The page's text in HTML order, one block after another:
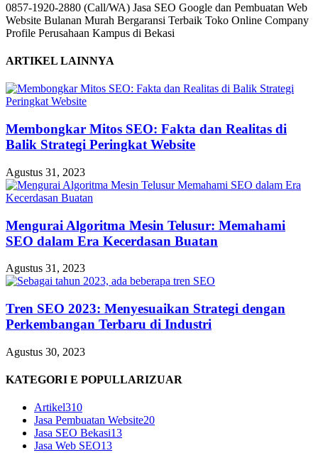
0857-1920-2880 (Call/WA) Jasa SEO Google dan Pembuatan Web
Website Bulanan Murah Bergaransi Terbaik Toko Online Company
Profile Perusahaan Kampus di Bekasi
ARTIKEL LAINNYA
Membongkar Mitos SEO: Fakta dan Realitas di
Balik Strategi Peringkat Website
Agustus 31, 2023
Mengurai Algoritma Mesin Telusur: Memahami
SEO dalam Era Kecerdasan Buatan
Agustus 31, 2023
Tren SEO 2023: Menyesuaikan Strategi dengan
Perkembangan Terbaru di Industri
Agustus 30, 2023
KATEGORI E POPULLARIZUAR
Artikel310
Jasa Pembuatan Website20
Jasa SEO Bekasi13
Jasa Web SEO13